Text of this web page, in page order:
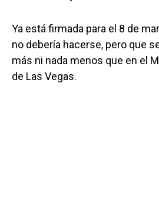
Ya está firmada para el 8 de
no debería hacerse, pero que
más ni nada menos que en el
de Las Vegas.